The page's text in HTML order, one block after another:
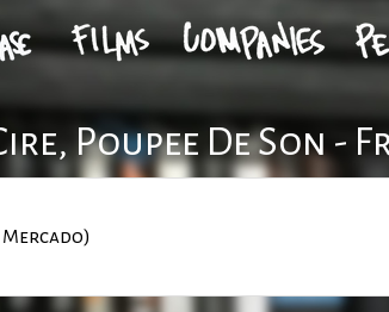
Poupee De Son -